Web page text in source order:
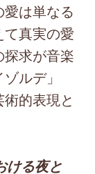
は単なる
真実の愛
求が音楽
ルデ」
的表現と
ける夜と